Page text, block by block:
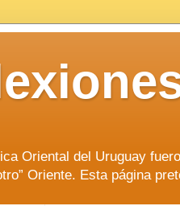
Oriental del Uruguay
Oriente. Esta página